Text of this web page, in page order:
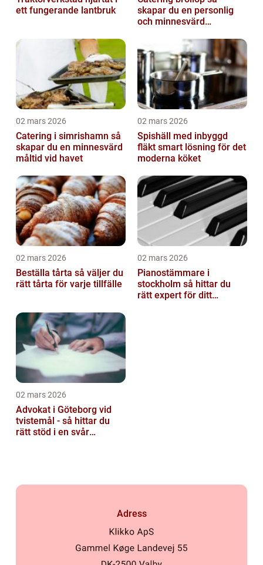
ett fungerande lantbruk
skapar du en personlig
och minnesvärd
02 mars 2026
Catering i simrishamn så
skapar du en minnesvärd
måltid vid havet
02 mars 2026
Spishäll med inbyggd
fläkt smart lösning för det
moderna köket
02 mars 2026
Beställa tårta så väljer du
rätt tårta för varje tillfälle
02 mars 2026
Pianostämmare i
stockholm så hittar du
rätt expert för ditt
02 mars 2026
Advokat i Göteborg vid
tvistemål - så hittar du
rätt stöd i en svår
Adress